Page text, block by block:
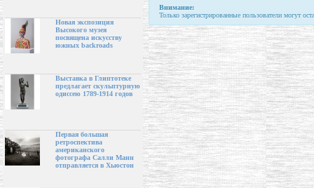
Новая экспозиция
Высокого музея
посвящена искусству
южных backroads
Выставка в Глиптотеке
предлагает скульптурную
одиссею 1789-1914 годов
Первая большая
ретроспектива
американского
фотографа Салли Манн
отправляется в Хьюстон
Внимание:
Только зарегистрированные пользователи могут